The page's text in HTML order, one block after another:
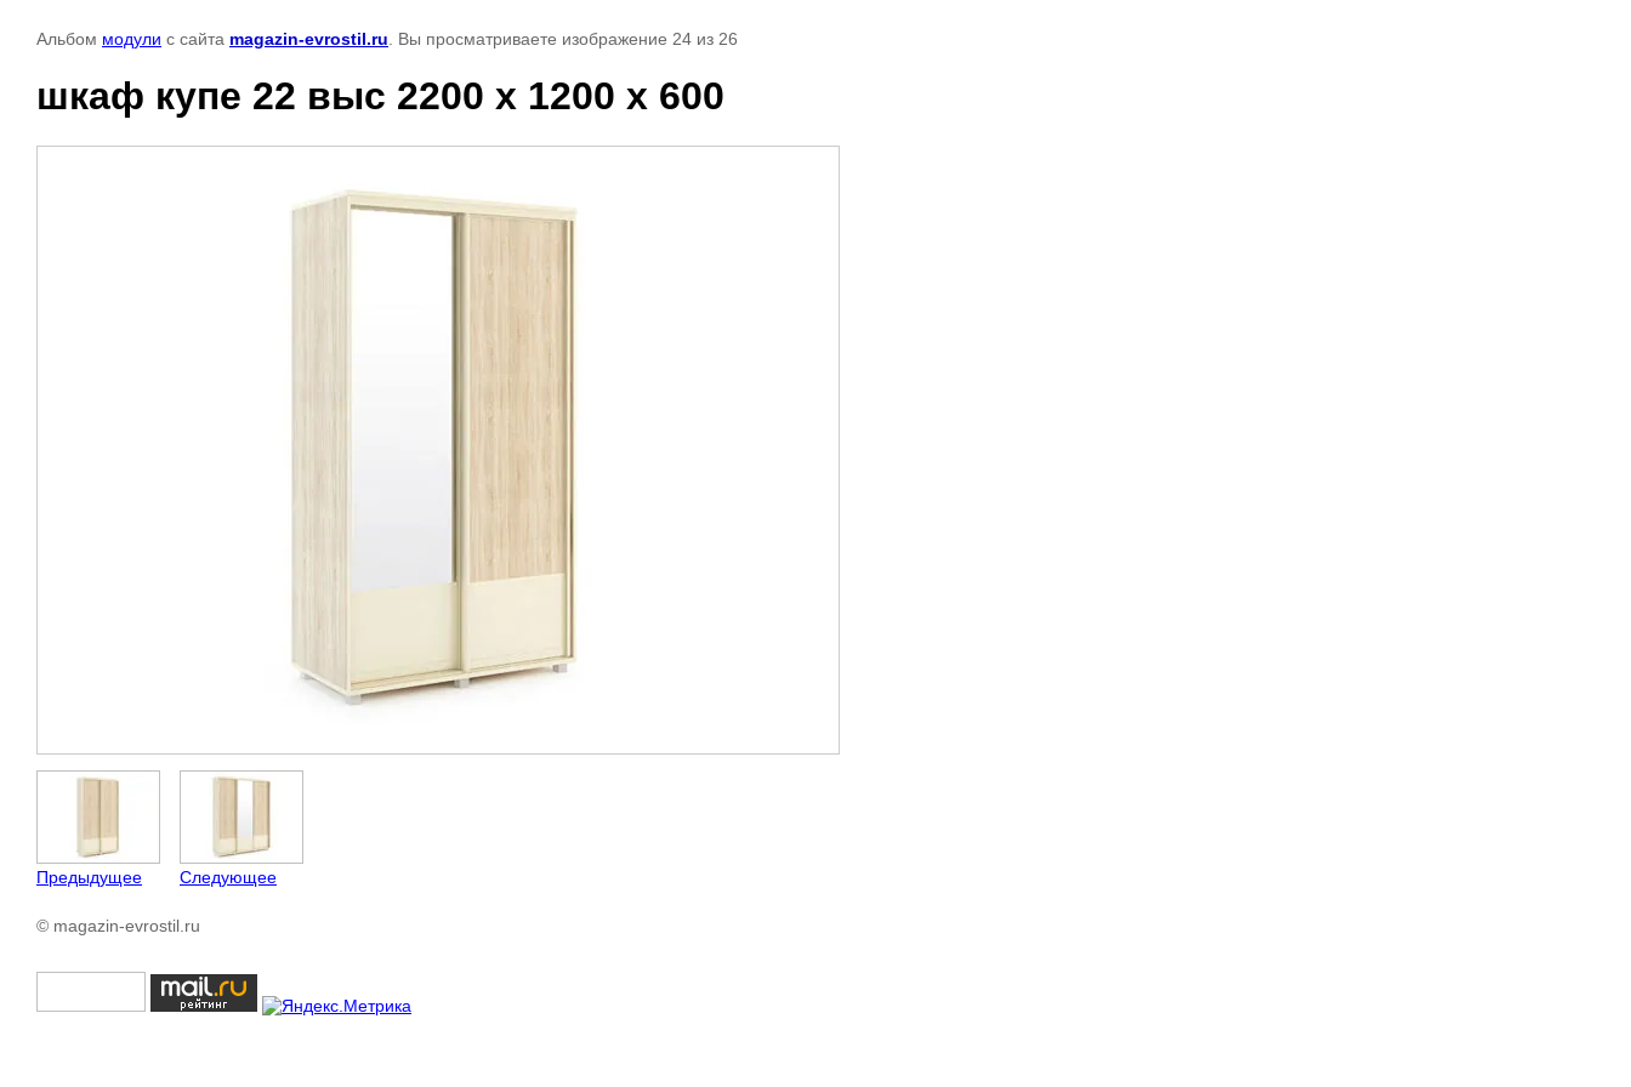
Альбом модули с сайта magazin-evrostil.ru . Вы просматриваете изображение 24 из 26
шкаф купе 22 выс 2200 х 1200 х 600
Предыдущее Следующее
© magazin-evrostil.ru